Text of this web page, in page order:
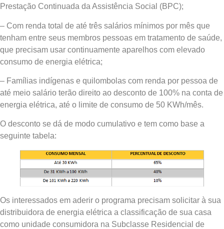
Prestação Continuada da Assistência Social (BPC);
– Com renda total de até três salários mínimos por mês que
tenham entre seus membros pessoas em tratamento de saúde,
que precisam usar continuamente aparelhos com elevado
consumo de energia elétrica;
– Famílias indígenas e quilombolas com renda por pessoa de
até meio salário terão direito ao desconto de 100% na conta de
energia elétrica, até o limite de consumo de 50 KWh/mês.
O desconto se dá de modo cumulativo e tem como base a
seguinte tabela:
Os interessados em aderir o programa precisam solicitar à sua
distribuidora de energia elétrica a classificação de sua casa
como unidade consumidora na Subclasse Residencial de